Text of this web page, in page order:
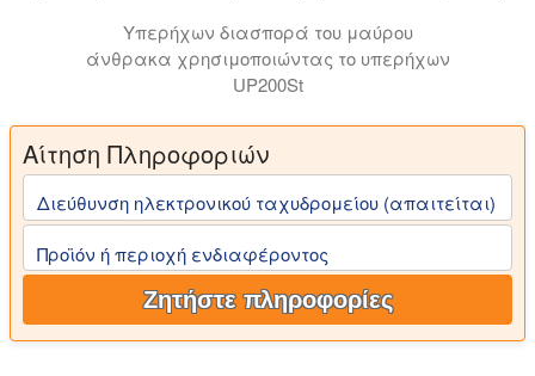
Υπερήχων διασπορά του μαύρου
άνθρακα χρησιμοποιώντας το υπερήχων
UP200St
Αίτηση Πληροφοριών
Διεύθυνση ηλεκτρονικού ταχυδρομείου (απαιτείται)
Προϊόν ή περιοχή ενδιαφέροντος
Ζητήστε πληροφορίες